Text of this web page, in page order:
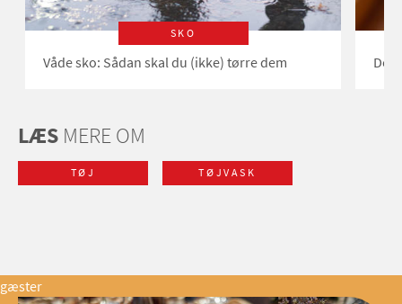
SKO
Våde sko: Sådan skal du (ikke) tørre dem Det
LÆS MERE OM
TØJ TØJVASK
gæster